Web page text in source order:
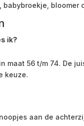
babybroekje, bloomer
ik?
maat 56 t/m 74. De
keuze.
aan de